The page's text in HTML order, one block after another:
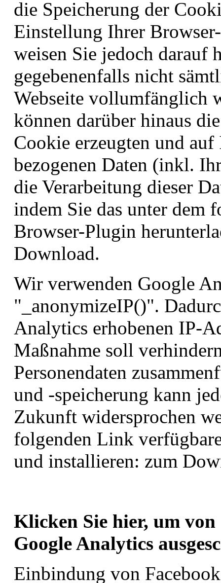
die Speicherung der
Einstellung Ihrer
weisen Sie jedoch darauf
gegebenenfalls nicht
Webseite vollumfänglich
können darüber hinaus
Cookie erzeugten und
bezogenen Daten (inkl.
die Verarbeitung dieser
indem Sie das unter dem
Browser-Plugin
Download.
Wir verwenden Google
"_anonymizeIP()".
Analytics erhobenen IP-
Maßnahme soll
Personendaten
und -speicherung kann
Zukunft widersprochen
folgenden Link
und installieren: zum
Klicken Sie hier, um
Google Analytics
Einbindung von Facebook